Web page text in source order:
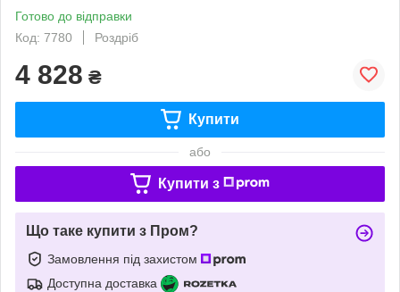
Готово до відправки
Код: 7780
Роздріб
4 828 ₴
Купити
або
Купити з
Що таке купити з Пром?
Замовлення під захистом
Доступна доставка